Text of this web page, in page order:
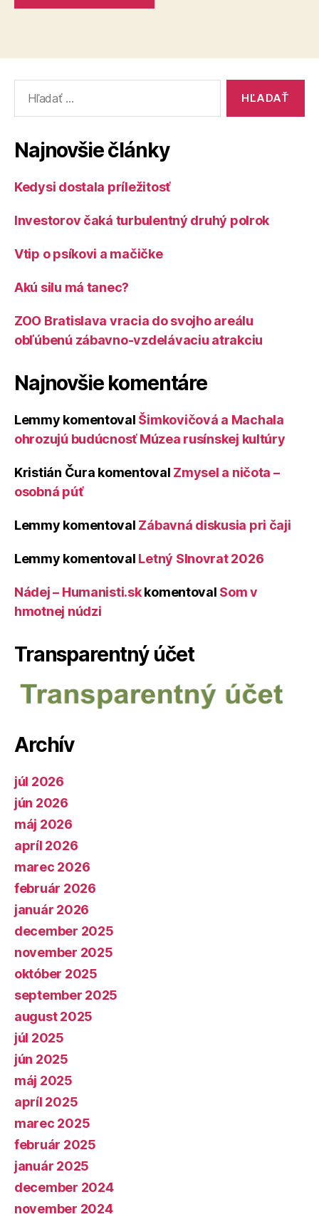
Najnovšie články
Kedysi dostala príležitosť
Investorov čaká turbulentný druhý polrok
Vtip o psíkovi a mačičke
Akú silu má tanec?
ZOO Bratislava vracia do svojho areálu
obľúbenú zábavno-vzdelávaciu atrakciu
Najnovšie komentáre
Lemmy komentoval Šimkovičová a Machala
ohrozujú budúcnosť Múzea rusínskej kultúry
Kristián Čura komentoval Zmysel a ničota –
osobná púť
Lemmy komentoval Zábavná diskusia pri čaji
Lemmy komentoval Letný Slnovrat 2026
Nádej – Humanisti.skkomentoval Som v
hmotnej núdzi
Transparentný účet
Archív
júl 2026
jún 2026
máj 2026
apríl 2026
marec 2026
február 2026
január 2026
december 2025
november 2025
október 2025
september 2025
august 2025
júl 2025
jún 2025
máj 2025
apríl 2025
marec 2025
február 2025
január 2025
december 2024
november 2024